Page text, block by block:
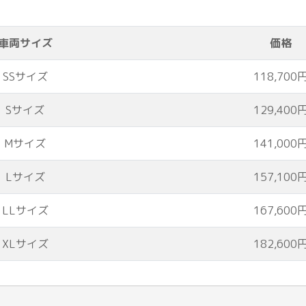
両サイズ 価格
SSサイズ 118,700
Sサイズ 129,400
Mサイズ 141,000
Lサイズ 157,100
LLサイズ 167,600
XLサイズ 182,600